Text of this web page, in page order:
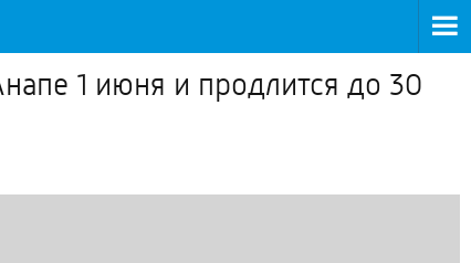
1 июня и продлится до 30